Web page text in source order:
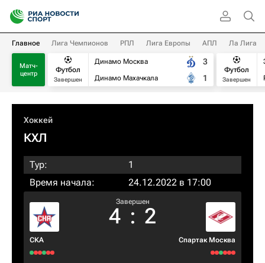
Главное Лига Чемпионов РПЛ Лига Европы АПЛ Ла Лига
Матч-
центр
Футбол
Завершен
Динамо Москва
Динамо Махачкала
3
1
Футбол
Завершен
Хоккей
КХЛ
Тур:
1
Время начала:
24.12.2022 в 17:00
СКА
Завершен
4 : 2
Спартак Москва